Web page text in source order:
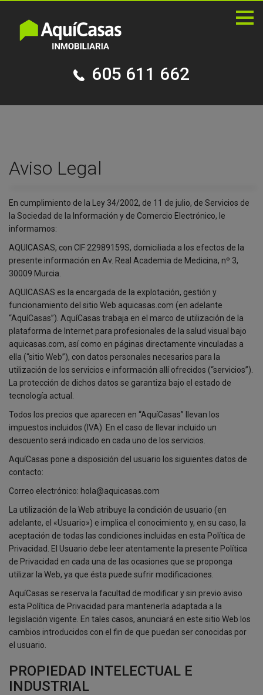
605 611 662
Aviso Legal
En cumplimiento de la Ley 34/2002, de 11 de julio, de Servicios de
la Sociedad de la Información y de Comercio Electrónico, le
informamos:
AQUICASAS, con CIF 22989159S, domiciliada a los efectos de la
presente información en Av. Real Academia de Medicina, nº 3,
30009 Murcia.
AQUICASAS es la encargada de la explotación, gestión y
funcionamiento del sitio Web aquicasas.com (en adelante
“AquíCasas”). AquíCasas trabaja en el marco de utilización de la
plataforma de Internet para profesionales de la salud visual bajo
aquicasas.com, así como en páginas directamente vinculadas a
ella (“sitio Web”), con datos personales necesarios para la
utilización de los servicios e información allí ofrecidos (“servicios”).
La protección de dichos datos se garantiza bajo el estado de
tecnología actual.
Todos los precios que aparecen en “AquíCasas” llevan los
impuestos incluidos (IVA). En el caso de llevar incluido un
descuento será indicado en cada uno de los servicios.
AquíCasas pone a disposición del usuario los siguientes datos de
contacto:
Correo electrónico: hola@aquicasas.com
La utilización de la Web atribuye la condición de usuario (en
adelante, el «Usuario») e implica el conocimiento y, en su caso, la
aceptación de todas las condiciones incluidas en esta Política de
Privacidad. El Usuario debe leer atentamente la presente Política
de Privacidad en cada una de las ocasiones que se proponga
utilizar la Web, ya que ésta puede sufrir modificaciones.
AquíCasas se reserva la facultad de modificar y sin previo aviso
esta Política de Privacidad para mantenerla adaptada a la
legislación vigente. En tales casos, anunciará en este sitio Web los
cambios introducidos con el fin de que puedan ser conocidas por
el usuario.
PROPIEDAD INTELECTUAL E
INDUSTRIAL